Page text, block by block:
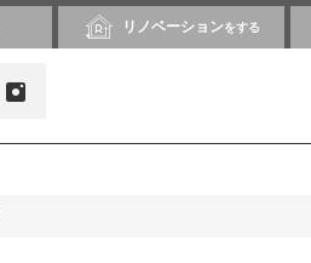
リノベーションをする